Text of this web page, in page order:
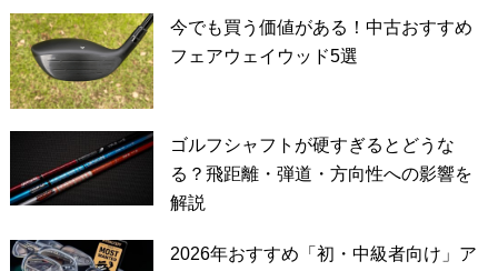
今でも買う価値がある！中古おすすめ
フェアウェイウッド5選
ゴルフシャフトが硬すぎるとどうな
る？飛距離・弾道・方向性への影響を
解説
2026年おすすめ「初・中級者向け」ア